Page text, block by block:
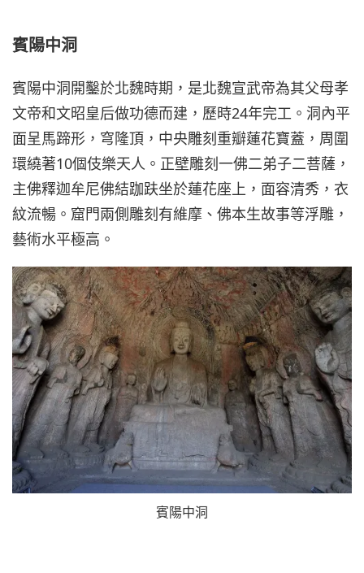
賓陽中洞
賓陽中洞開鑿於北魏時期，是北魏宣武帝為其父母孝
文帝和文昭皇后做功德而建，歷時24年完工。洞內平
面呈馬蹄形，穹隆頂，中央雕刻重瓣蓮花寶蓋，周圍
環繞著10個伎樂天人。正壁雕刻一佛二弟子二菩薩，
主佛釋迦牟尼佛結跏趺坐於蓮花座上，面容清秀，衣
紋流暢。窟門兩側雕刻有維摩、佛本生故事等浮雕，
藝術水平極高。
賓陽中洞